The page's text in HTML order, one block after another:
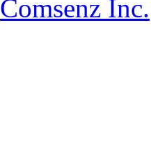
Comsenz Inc.